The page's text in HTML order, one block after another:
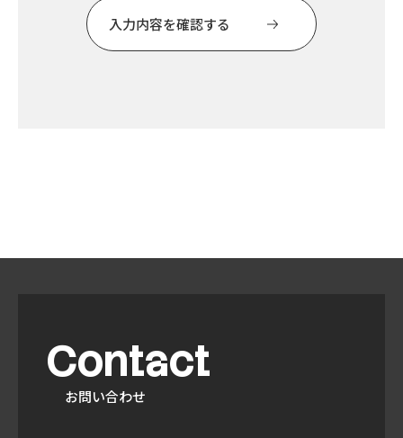
Contact
お問い合わせ